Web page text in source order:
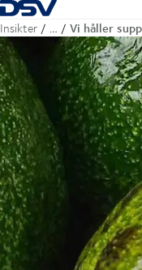
Tillbaka till
Insikter … Vi håller